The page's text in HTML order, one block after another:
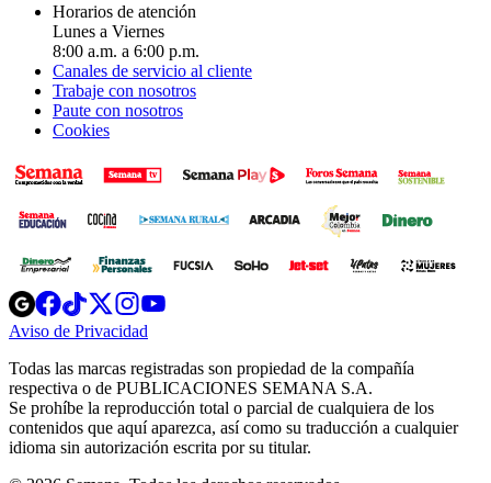
Horarios de atención
Lunes a Viernes
8:00 a.m. a 6:00 p.m.
Canales de servicio al cliente
Trabaje con nosotros
Paute con nosotros
Cookies
Opens
in
new
Opens
in
new
Opens
in
new
window
Opens
new
windowwindow
Aviso de Privacidad
new
window
Todas las marcas registradas son propiedad de la compañía
respectiva o de PUBLICACIONES SEMANA S.A.
Se prohíbe la reproducción total o parcial de cualquiera de los
contenidos que aquí aparezca, así como su traducción a cualquier
idioma sin autorización escrita por su titular.